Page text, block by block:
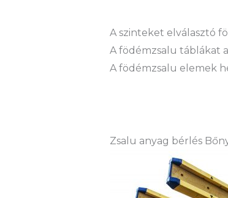
A szinteket elválasztó
A födémzsalu táblákat
A födémzsalu elemek
Zsalu anyag bérlés